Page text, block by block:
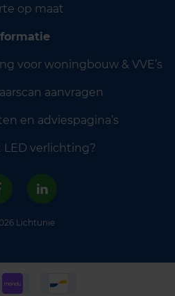
op maat
voor woningbouw & VVE’s
aanvragen
en adviespagina’s
LED verlichting?
Lichtunie